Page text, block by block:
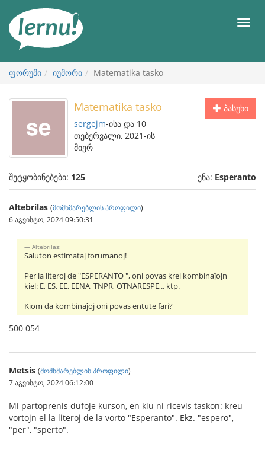
ნახვა
მენიუ
ფორუმი იუმორი Matematika tasko
პასუხი
Matematika tasko
sergejm-ისა და 10
თებერვალი, 2021-ის
მიერ
შეტყობინებები: 125 ენა: Esperanto
Altebrilas (მომხმარებლის პროფილი)
6 აგვისტო, 2024 09:50:31
Altebrilas:
Saluton estimataj forumanoj!
Per la literoj de "ESPERANTO ", oni povas krei kombinaĵojn
kiel: E, ES, EE, EENA, TNPR, OTNARESPE,.. ktp.
Kiom da kombinaĵoj oni povas entute fari?
500 054
Metsis (მომხმარებლის პროფილი)
7 აგვისტო, 2024 06:12:00
Mi partoprenis dufoje kurson, en kiu ni ricevis taskon: kreu
vortojn el la literoj de la vorto "Esperanto". Ekz. "espero",
"per", "sperto".